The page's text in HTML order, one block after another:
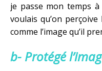
je passe mon temps
voulais qu’on
comme l’image qu’il
b- Protégé